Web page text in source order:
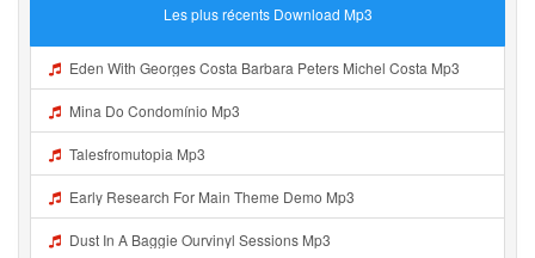
Les plus récents Download Mp3
Eden With Georges Costa Barbara Peters Michel Costa Mp3
Mina Do Condomínio Mp3
Talesfromutopia Mp3
Early Research For Main Theme Demo Mp3
Dust In A Baggie Ourvinyl Sessions Mp3